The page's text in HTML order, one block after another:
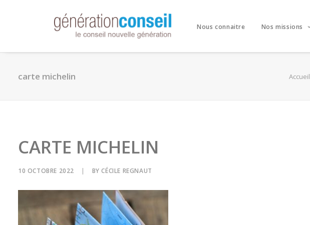
Nous connaitre Nos missions
carte michelin Accueil
CARTE MICHELIN
10 OCTOBRE 2022 | BYCÉCILE REGNAUT